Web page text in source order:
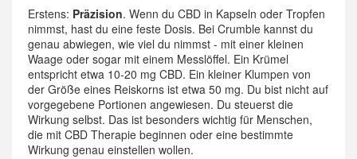
Erstens: Präzision. Wenn du CBD in Kapseln oder Tropfen
nimmst, hast du eine feste Dosis. Bei Crumble kannst du
genau abwiegen, wie viel du nimmst - mit einer kleinen
Waage oder sogar mit einem Messlöffel. Ein Krümel
entspricht etwa 10-20 mg CBD. Ein kleiner Klumpen von
der Größe eines Reiskorns ist etwa 50 mg. Du bist nicht auf
vorgegebene Portionen angewiesen. Du steuerst die
Wirkung selbst. Das ist besonders wichtig für Menschen,
die mit CBD Therapie beginnen oder eine bestimmte
Wirkung genau einstellen wollen.